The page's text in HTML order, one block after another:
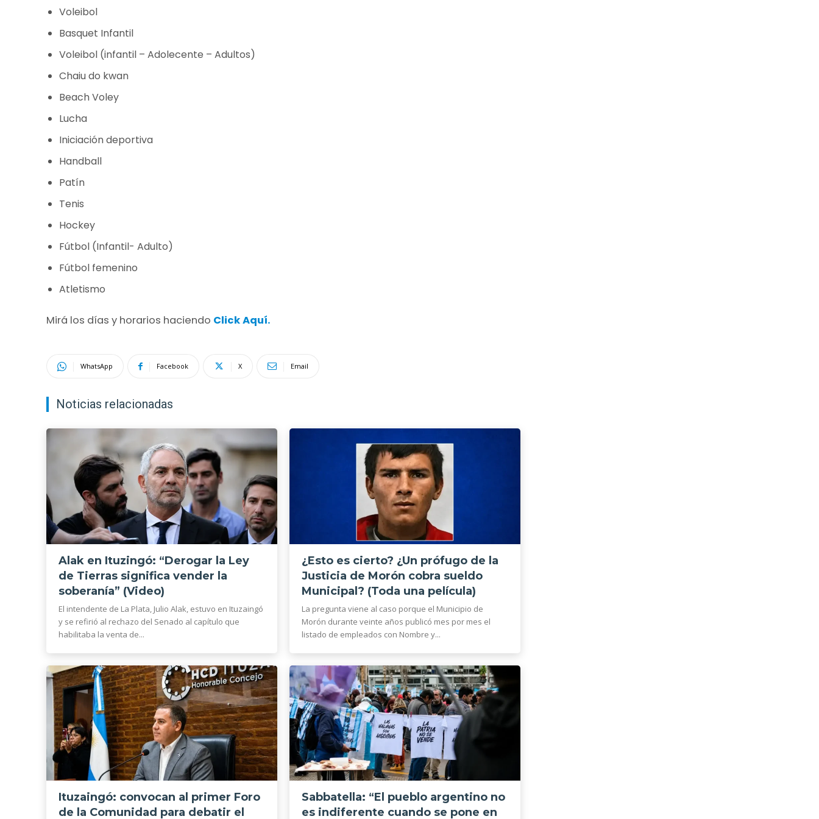
Voleibol
Basquet Infantil
Voleibol (infantil – Adolecente – Adultos)
Chaiu do kwan
Beach Voley
Lucha
Iniciación deportiva
Handball
Patín
Tenis
Hockey
Fútbol (Infantil- Adulto)
Fútbol femenino
Atletismo
Mirá los días y horarios haciendo Click Aquí.
WhatsApp Facebook X Email
Noticias relacionadas
Alak en Ituzingó: “Derogar la Ley
de Tierras significa vender la
soberanía” (Video)
El intendente de La Plata, Julio Alak, estuvo en Ituzaingó
y se refirió al rechazo del Senado al capítulo que
habilitaba la venta de...
¿Esto es cierto? ¿Un prófugo de la
Justicia de Morón cobra sueldo
Municipal? (Toda una película)
La pregunta viene al caso porque el Municipio de
Morón durante veinte años publicó mes por mes el
listado de empleados con Nombre y...
Ituzaingó: convocan al primer Foro
de la Comunidad para debatir el
Sabbatella: “El pueblo argentino no
es indiferente cuando se pone en